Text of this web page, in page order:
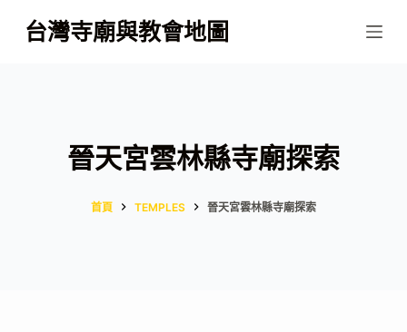
跳
至
台灣寺廟與教會地圖
晉天宮雲林縣寺廟探索
首頁 TEMPLES 晉天宮雲林縣寺廟探索